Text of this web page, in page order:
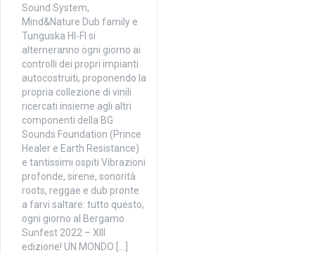
Sound System,
Mind&Nature Dub family e
Tunguska HI-FI si
alterneranno ogni giorno ai
controlli dei propri impianti
autocostruiti, proponendo la
propria collezione di vinili
ricercati insieme agli altri
componenti della BG
Sounds Foundation (Prince
Healer e Earth Resistance)
e tantissimi ospiti Vibrazioni
profonde, sirene, sonorità
roots, reggae e dub pronte
a farvi saltare: tutto questo,
ogni giorno al Bergamo
Sunfest 2022 – XIII
edizione! UN MONDO […]